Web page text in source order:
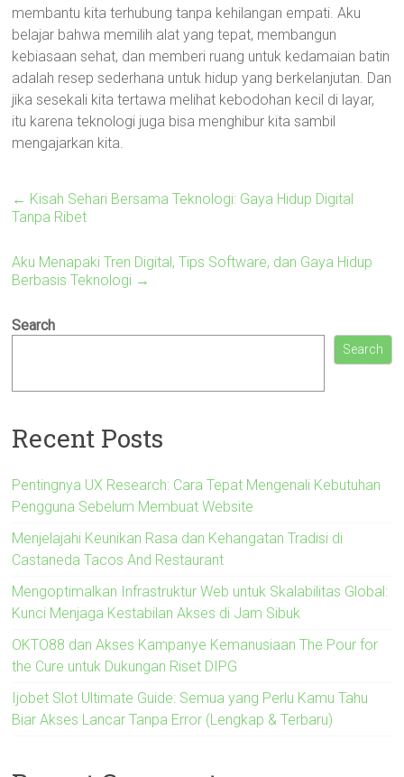
membantu kita terhubung tanpa kehilangan empati. Aku
belajar bahwa memilih alat yang tepat, membangun
kebiasaan sehat, dan memberi ruang untuk kedamaian batin
adalah resep sederhana untuk hidup yang berkelanjutan. Dan
jika sesekali kita tertawa melihat kebodohan kecil di layar,
itu karena teknologi juga bisa menghibur kita sambil
mengajarkan kita.
← Kisah Sehari Bersama Teknologi: Gaya Hidup Digital
Tanpa Ribet
Aku Menapaki Tren Digital, Tips Software, dan Gaya Hidup
Berbasis Teknologi →
Search
Search
Recent Posts
Pentingnya UX Research: Cara Tepat Mengenali Kebutuhan
Pengguna Sebelum Membuat Website
Menjelajahi Keunikan Rasa dan Kehangatan Tradisi di
Castaneda Tacos And Restaurant
Mengoptimalkan Infrastruktur Web untuk Skalabilitas Global:
Kunci Menjaga Kestabilan Akses di Jam Sibuk
OKTO88 dan Akses Kampanye Kemanusiaan The Pour for
the Cure untuk Dukungan Riset DIPG
Ijobet Slot Ultimate Guide: Semua yang Perlu Kamu Tahu
Biar Akses Lancar Tanpa Error (Lengkap & Terbaru)